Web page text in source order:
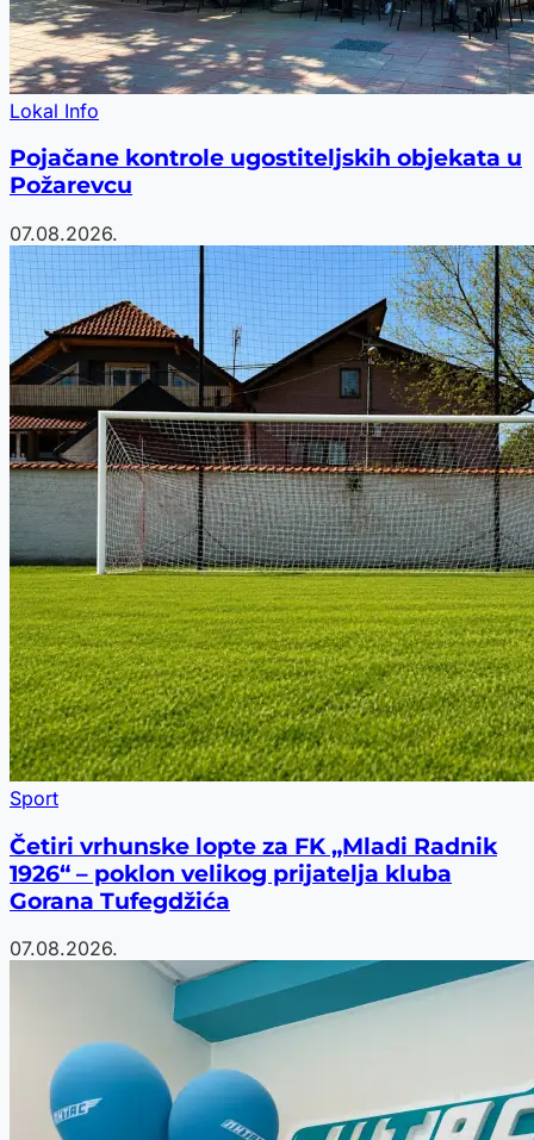
Lokal Info
Pojačane kontrole ugostiteljskih objekata u
Požarevcu
07.08.2026.
Sport
Četiri vrhunske lopte za FK „Mladi Radnik
1926“ – poklon velikog prijatelja kluba
Gorana Tufegdžića
07.08.2026.